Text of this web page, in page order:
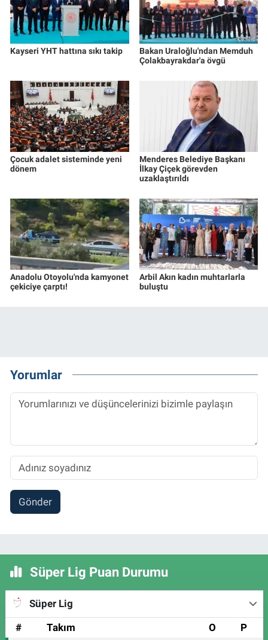
Kayseri YHT hattına sıkı takip
Bakan Uraloğlu'ndan Memduh
Çolakbayrakdar'a övgü
Çocuk adalet sisteminde yeni
dönem
Menderes Belediye Başkanı
İlkay Çiçek görevden
uzaklaştırıldı
Anadolu Otoyolu'nda kamyonet
çekiciye çarptı!
Arbil Akın kadın muhtarlarla
buluştu
Yorumlar
Gönder
Süper Lig Puan Durumu
Süper Lig
#
Takım O P